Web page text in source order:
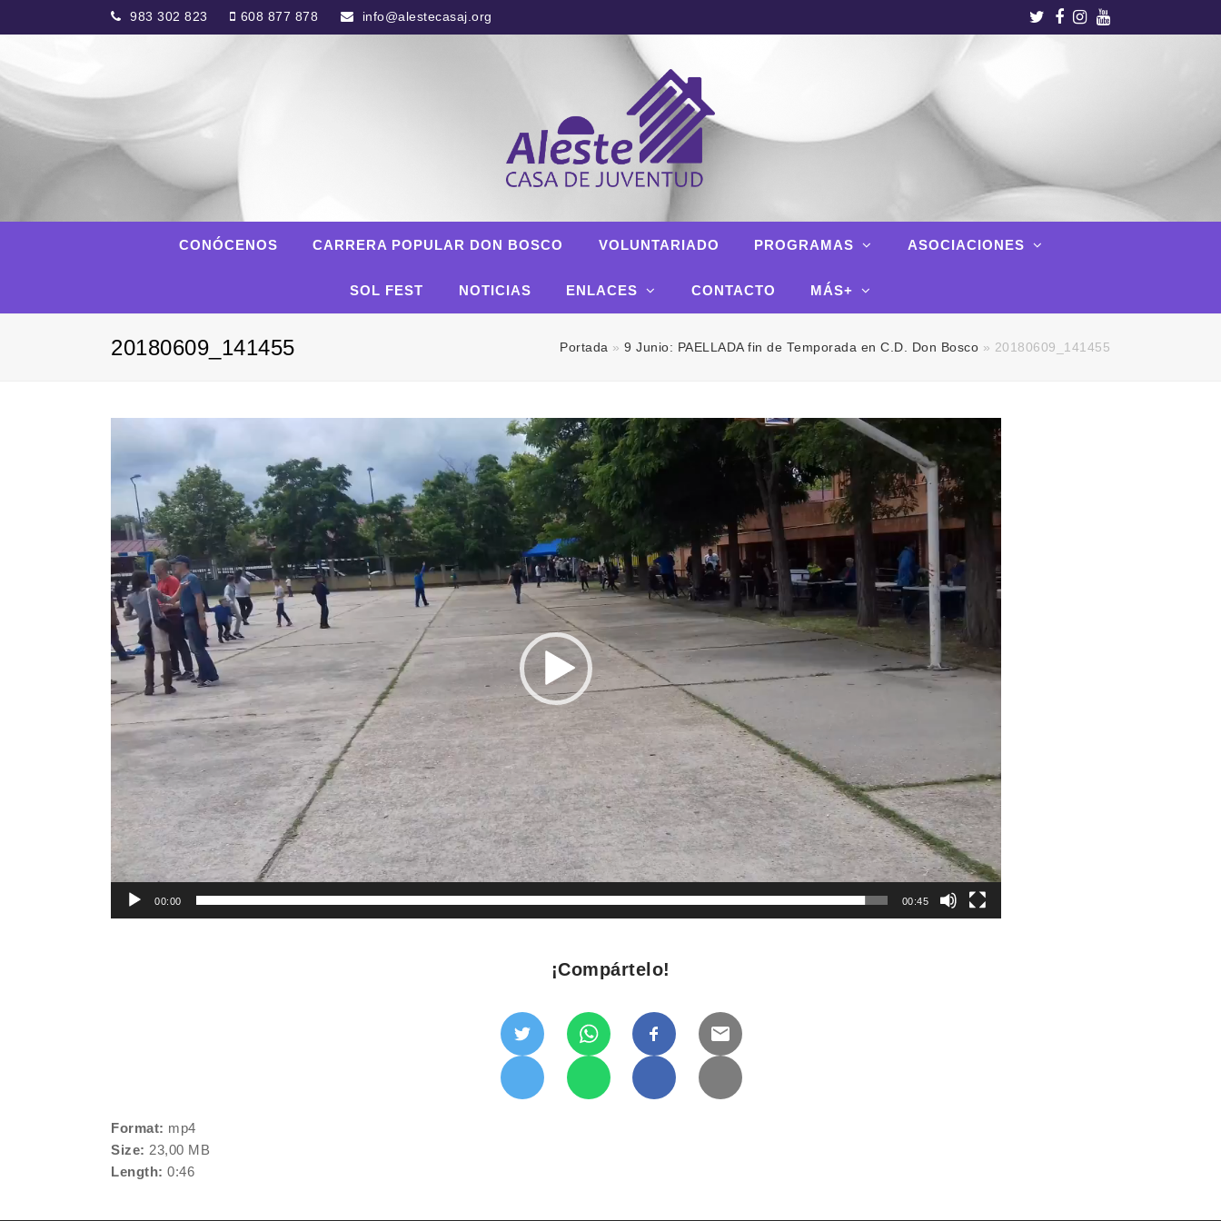
983 302 823 608 877 878 info@alestecasaj.org Twitter
Facebook
Instagram
Youtube
CONÓCENOS CARRERA POPULAR DON BOSCO VOLUNTARIADO PROGRAMAS ASOCIACIONES
SOL FEST NOTICIAS ENLACES CONTACTO MÁS+
20180609_141455 Portada » 9 Junio: PAELLADA fin de Temporada en C.D. Don Bosco » 20180609_141455
vídeo
00:00 00:45
¡Compártelo!
Format: mp4
Size: 23,00 MB
Length: 0:46